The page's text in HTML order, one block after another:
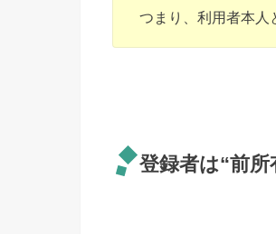
つまり、利用者本人
登録者は“前所